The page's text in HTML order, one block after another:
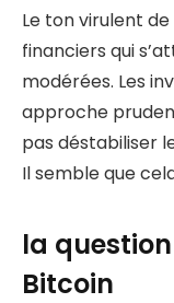
Le ton virulent
financiers qui
modérées. Les
approche
pas déstabiliser
Il semble que
la
Bitcoin